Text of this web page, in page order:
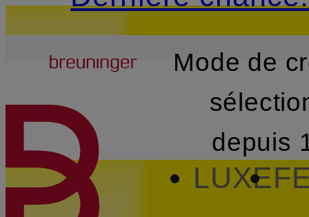
PASSER AU CONTENU
Breuninger
Mode de
depuis
LUXE
Hommes